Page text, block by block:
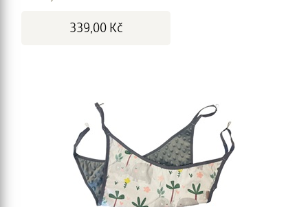
získali v důsledku toho, že používáte jejich služby.
339,00 Kč